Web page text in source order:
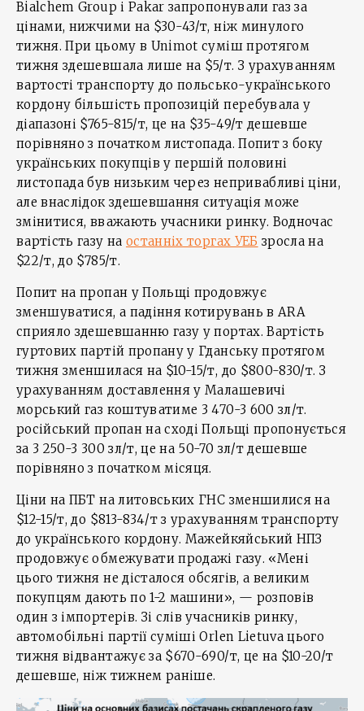
Bialchem Group і Pakar запропонували газ за
цінами, нижчими на $30-43/т, ніж минулого
тижня. При цьому в Unimot суміш протягом
тижня здешевшала лише на $5/т. З урахуванням
вартості транспорту до польсько-українського
кордону більшість пропозицій перебувала у
діапазоні $765-815/т, це на $35-49/т дешевше
порівняно з початком листопада. Попит з боку
українських покупців у першій половині
листопада був низьким через непривабливі ціни,
але внаслідок здешевшання ситуація може
змінитися, вважають учасники ринку. Водночас
вартість газу на останніх торгах УЕБ зросла на
$22/т, до $785/т.
Попит на пропан у Польщі продовжує
зменшуватися, а падіння котирувань в ARA
сприяло здешевшанню газу у портах. Вартість
гуртових партій пропану у Гданську протягом
тижня зменшилася на $10-15/т, до $800-830/т. З
урахуванням доставлення у Малашевичі
морський газ коштуватиме 3 470-3 600 зл/т.
російський пропан на сході Польщі пропонується
за 3 250-3 300 зл/т, це на 50-70 зл/т дешевше
порівняно з початком місяця.
Ціни на ПБТ на литовських ГНС зменшилися на
$12-15/т, до $813-834/т з урахуванням транспорту
до українського кордону. Мажейкяйський НПЗ
продовжує обмежувати продажі газу. «Мені
цього тижня не дісталося обсягів, а великим
покупцям дають по 1-2 машини», — розповів
один з імпортерів. Зі слів учасників ринку,
автомобільні партії суміші Orlen Lietuva цього
тижня відвантажує за $670-690/т, це на $10-20/т
дешевше, ніж тижнем раніше.